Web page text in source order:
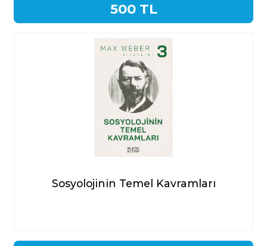
500 TL
Sosyolojinin Temel Kavramları